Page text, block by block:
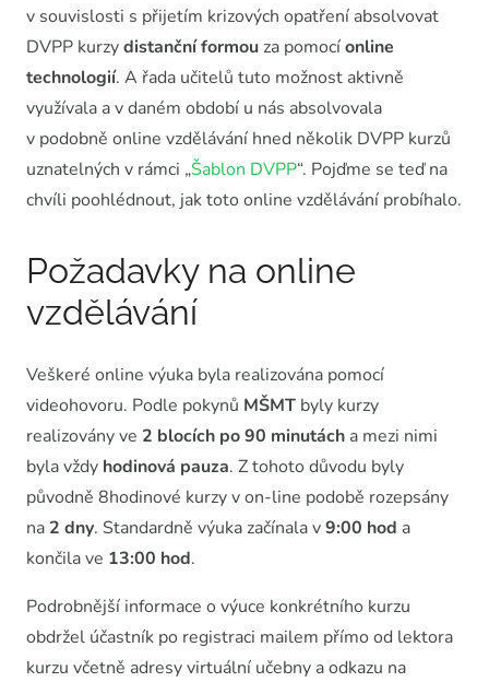
v souvislosti s přijetím krizových opatření absolvovat
DVPP kurzydistanční formou za pomocíonline
technologií. A řada učitelů tuto možnost aktivně
využívala a v daném období u nás absolvovala
v podobně online vzdělávání hned několik DVPP kurzů
uznatelných v rámci „Šablon DVPP“. Pojďme se teď na
chvíli poohlédnout, jak toto online vzdělávání probíhalo.
Požadavky na online
vzdělávání
Veškeré online výuka byla realizována pomocí
videohovoru. Podle pokynů MŠMT byly kurzy
realizovány ve 2 blocích po 90 minutách a mezi nimi
byla vždy hodinová pauza. Z tohoto důvodu byly
původně 8hodinové kurzy v on-line podobě rozepsány
na 2 dny. Standardně výuka začínala v9:00 hod a
končila ve 13:00 hod.
Podrobnější informace o výuce konkrétního kurzu
obdržel účastník po registraci mailem přímo od lektora
kurzu včetně adresy virtuální učebny a odkazu na